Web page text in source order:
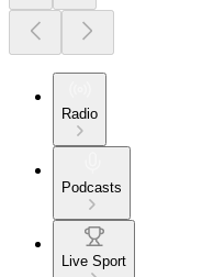
Radio
Podcasts
Live Sport